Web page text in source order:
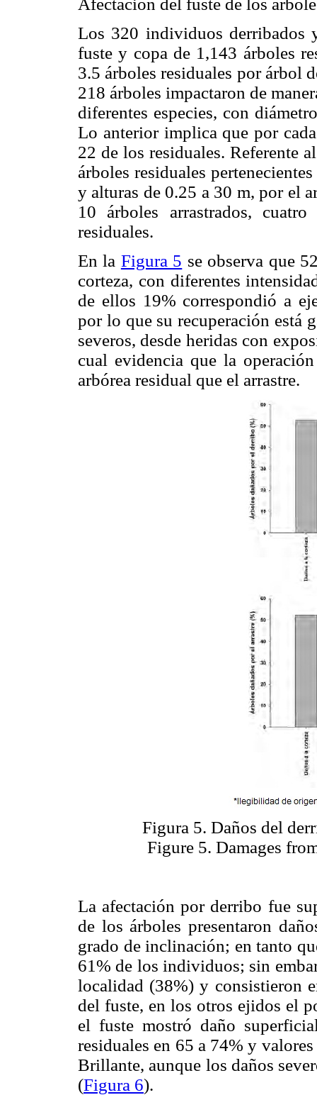
Los 320 individuos derribados
fuste y copa de 1,143 árboles
3.5 árboles residuales por árbol
218 árboles impactaron de
diferentes especies, con
Lo anterior implica que por
22 de los residuales. Referente
árboles residuales
y alturas de 0.25 a 30 m, por el
10 árboles arrastrados,
residuales.
En la Figura 5 se observa que
corteza, con diferentes
de ellos 19% correspondió a
por lo que su recuperación está
severos, desde heridas con
cual evidencia que la
arbórea residual que el arrastre.
Figura 5. Daños del
Figure 5. Damages
La afectación por derribo fue
de los árboles presentaron
grado de inclinación; en tanto
61% de los individuos; sin
localidad (38%) y consistieron
del fuste, en los otros ejidos el
el fuste mostró daño
residuales en 65 a 74% y
Brillante, aunque los daños
(Figura 6).